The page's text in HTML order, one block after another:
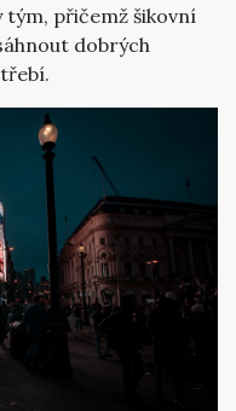
tým, přičemž šikovní
dobrých